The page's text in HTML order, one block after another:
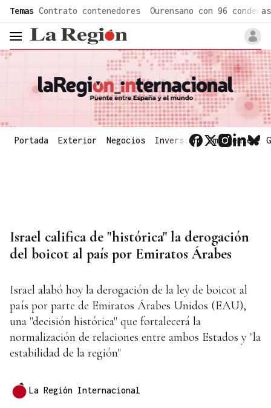
Temas Contrato contenedores Ourensano con 96 condenas
header.menu.open
Portada Exterior Negocios Inversión Emergentes
Israel califica de "histórica" la derogación
del boicot al país por Emiratos Árabes
Israel alabó hoy la derogación de la ley de boicot al
país por parte de Emiratos Árabes Unidos (EAU),
una "decisión histórica" que fortalecerá la
normalización de relaciones entre ambos Estados y "la
estabilidad de la región"
La Región Internacional